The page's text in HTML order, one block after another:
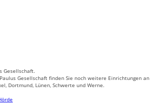
Gesellschaft.
Gesellschaft finden Sie noch weitere Einrichtungen an
Dortmund, Lünen, Schwerte und Werne.